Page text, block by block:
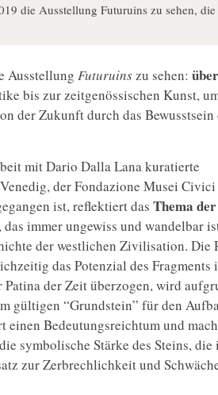
die Ausstellung Futuruins zu sehen, die
Ausstellung Futuruinszu sehen:
bis zur zeitgenössischen Kunst,
der Zukunft durch das Bewusstsein
mit Dario Dalla Lana kuratierte
der Fondazione Musei
ist, reflektiert das Thema der
immer ungewiss und wandelbar
der westlichen Zivilisation. Die
das Potenzial des Fragments
der Zeit überzogen, wird
gültigen “Grundstein” für den
einen Bedeutungsreichtum und
symbolische Stärke des Steins, die
zur Zerbrechlichkeit und